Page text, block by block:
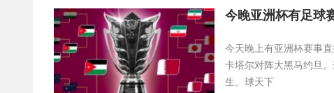
今晚亚洲杯有足球
今天晚上有亚洲杯赛事
卡塔尔对阵大黑马约旦
生。球天下